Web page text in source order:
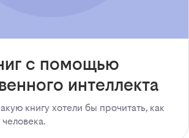
с помощью
интеллекта
книгу хотели бы прочитать, как